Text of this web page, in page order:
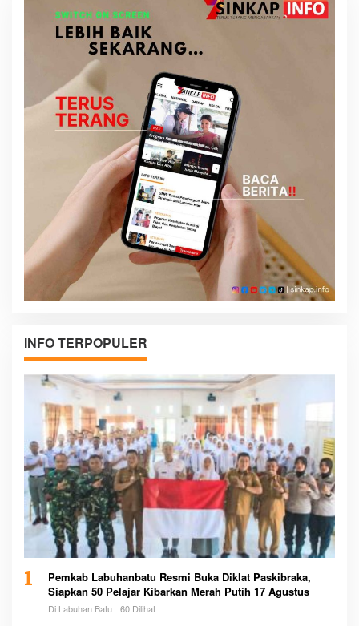
INFO TERPOPULER
1
Pemkab Labuhanbatu Resmi Buka Diklat Paskibraka,
Siapkan 50 Pelajar Kibarkan Merah Putih 17 Agustus
Di Labuhan Batu 60 Dilihat